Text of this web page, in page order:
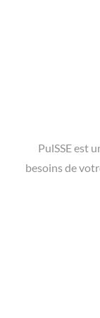
PulSSE est
besoins de